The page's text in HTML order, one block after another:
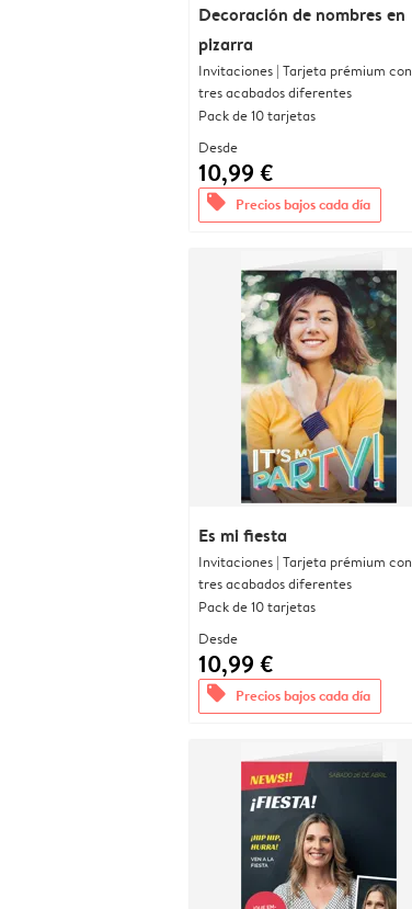
Decoración de nombres en
pizarra
Invitaciones | Tarjeta prémium con
tres acabados diferentes
Pack de 10 tarjetas
Desde
10,99 €
offers Precios bajos cada día
Es mi fiesta
Invitaciones | Tarjeta prémium con
tres acabados diferentes
Pack de 10 tarjetas
Desde
10,99 €
offers Precios bajos cada día